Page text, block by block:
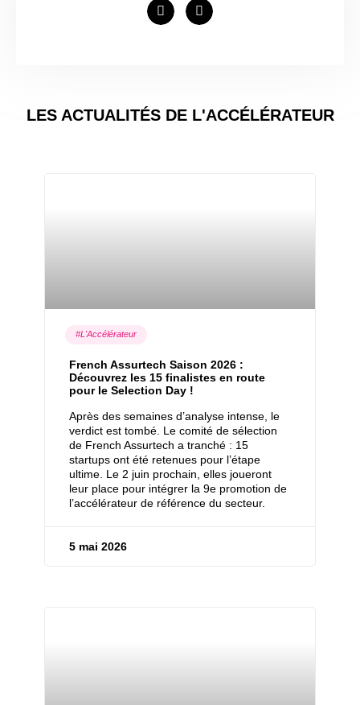
LES ACTUALITÉS DE L'ACCÉLÉRATEUR
#L'Accélérateur
French Assurtech Saison 2026 :
Découvrez les 15 finalistes en route
pour le Selection Day !
Après des semaines d’analyse intense, le
verdict est tombé. Le comité de sélection
de French Assurtech a tranché : 15
startups ont été retenues pour l’étape
ultime. Le 2 juin prochain, elles joueront
leur place pour intégrer la 9e promotion de
l’accélérateur de référence du secteur.
5 mai 2026